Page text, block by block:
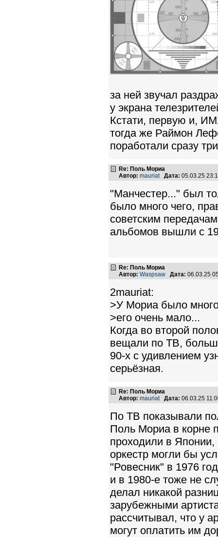
за ней звучал
у экрана
Кстати, первую и,
тогда же Раймон
поработали сразу
Re: Поль Мориа
Автор: mauriat Дата: 05.03.25
"Манчестер..." был
было много чего,
советским
альбомов вышли с
Re: Поль Мориа
Автор: Waspsaw Дата: 06.03.25
2mauriat:
>У Мориа было
>его очень мало...
Когда во второй
вещали по ТВ,
90-х с удивлением
серьёзная.
Re: Поль Мориа
Автор: mauriat Дата: 06.03.25
По ТВ показывали
Поль Мориа в корне
проходили в Японии,
оркестр могли бы
"Ровесник" в 1976
и в 1980-е тоже не
делал никакой
зарубежными
рассчитывал, что у
могут оплатить им